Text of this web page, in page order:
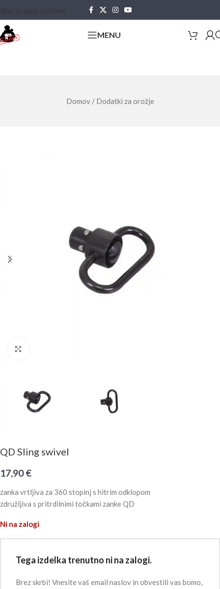
Skip to main content
MENU
Domov / Dodatki za orožje
QD Sling swivel
17,90€
zanka vrtljiva za 360 stopinj s hitrim odklopom
združljiva s pritrdilnimi točkami zanke QD
Ni na zalogi
Tega izdelka trenutno ni na zalogi.
Brez skrbi! Vnesite vaš email naslov in obvestili vas bomo,